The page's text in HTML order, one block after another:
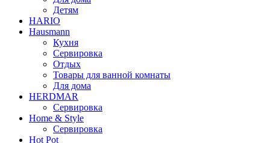
Детям
HARIO
Hausmann
Кухня
Сервировка
Отдых
Товары для ванной комнаты
Для дома
HERDMAR
Сервировка
Home & Style
Сервировка
Hot Pot